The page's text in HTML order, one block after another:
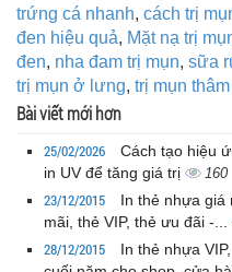
trứng cá nhanh, cách trị
đen hiệu quả, Mặt nạ trị
đen, nha đam trị mụn, sữa
trị mụn ở lưng, trị mụn thâm
Bài viết mới hơn
25/02/2026
Cách tạo hiệu
in UV để tăng giá trị
160
23/12/2015
In thẻ nhựa giá
mãi, thẻ VIP, thẻ ưu đãi -...
28/12/2015
In thẻ nhựa